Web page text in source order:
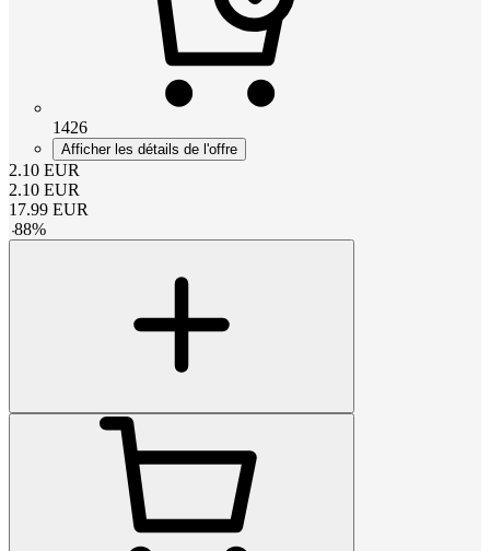
1426
Afficher les détails de l'offre
2.10 EUR
2.10 EUR
17.99 EUR
-88%